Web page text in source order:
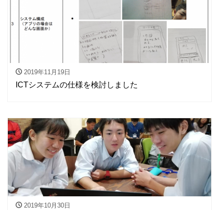
2019年11月19日
ICTシステムの仕様を検討しました
2019年10月30日